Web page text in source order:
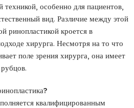
техникой, особенно для пациентов,
вид. Различие между этой
ринопластикой кроется в
хирурга. Несмотря на то что
поле зрения хирурга, она имеет
квалифицированным